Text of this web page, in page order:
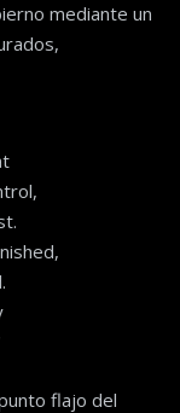
mediante un
flajo del